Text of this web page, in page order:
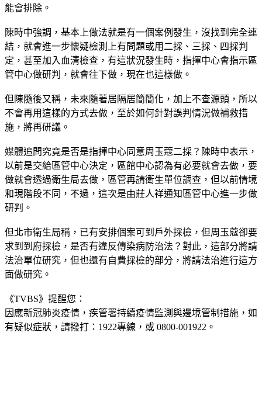
能會排除。
陳時中強調，基本上做法就是有一個案例發生，沒找到完全連
結，就會進一步懷疑檢測上有問題或用二採、三採、四採判
定，甚至加入血清檢查，有這狀況發生時，指揮中心會指示區
管中心做研判，就會往下做，現在也這樣做。
但陳隨後又稱，未來隨著居隔居簡簡化，加上不查源頭，所以
不會再用這樣的方式去做，至於如何針對誤判情況做補救措
施，將再研議。
媒體追問究竟是否是指揮中心同意周玉蔻二採？陳時中表示，
以前是交給區管中心決定，區館中心認為有必要就會去做，要
做就會透過衛生局去做，區管再請衛生單位調查，但以前情境
和現階段不同，不過，這次是由莊人祥通知區管中心進一步做
研判。
但北市衛生局稱，已有安排個案可到戶外採檢，但周玉蔻卻要
求到到府採檢，是否有違反傳染病防治法？對此，這部分將請
法治單位研究，但也還有自費採檢的部分，將請法治進行這方
面做研究。
《TVBS》提醒您：
因應新冠肺炎疫情，疾管署持續疫情監測與邊境管制措施， 如
有疑似症狀，請撥打：1922專線，或 0800-001922。